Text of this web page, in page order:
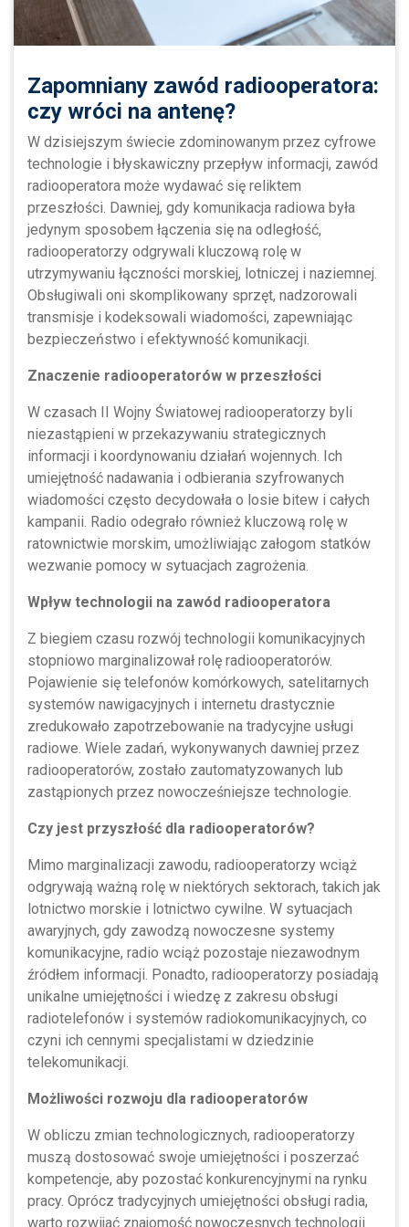
Zapomniany zawód radiooperatora:
czy wróci na antenę?
W dzisiejszym świecie zdominowanym przez cyfrowe
technologie i błyskawiczny przepływ informacji, zawód
radiooperatora może wydawać się reliktem
przeszłości. Dawniej, gdy komunikacja radiowa była
jedynym sposobem łączenia się na odległość,
radiooperatorzy odgrywali kluczową rolę w
utrzymywaniu łączności morskiej, lotniczej i naziemnej.
Obsługiwali oni skomplikowany sprzęt, nadzorowali
transmisje i kodeksowali wiadomości, zapewniając
bezpieczeństwo i efektywność komunikacji.
Znaczenie radiooperatorów w przeszłości
W czasach II Wojny Światowej radiooperatorzy byli
niezastąpieni w przekazywaniu strategicznych
informacji i koordynowaniu działań wojennych. Ich
umiejętność nadawania i odbierania szyfrowanych
wiadomości często decydowała o losie bitew i całych
kampanii. Radio odegrało również kluczową rolę w
ratownictwie morskim, umożliwiając załogom statków
wezwanie pomocy w sytuacjach zagrożenia.
Wpływ technologii na zawód radiooperatora
Z biegiem czasu rozwój technologii komunikacyjnych
stopniowo marginalizował rolę radiooperatorów.
Pojawienie się telefonów komórkowych, satelitarnych
systemów nawigacyjnych i internetu drastycznie
zredukowało zapotrzebowanie na tradycyjne usługi
radiowe. Wiele zadań, wykonywanych dawniej przez
radiooperatorów, zostało zautomatyzowanych lub
zastąpionych przez nowocześniejsze technologie.
Czy jest przyszłość dla radiooperatorów?
Mimo marginalizacji zawodu, radiooperatorzy wciąż
odgrywają ważną rolę w niektórych sektorach, takich jak
lotnictwo morskie i lotnictwo cywilne. W sytuacjach
awaryjnych, gdy zawodzą nowoczesne systemy
komunikacyjne, radio wciąż pozostaje niezawodnym
źródłem informacji. Ponadto, radiooperatorzy posiadają
unikalne umiejętności i wiedzę z zakresu obsługi
radiotelefonów i systemów radiokomunikacyjnych, co
czyni ich cennymi specjalistami w dziedzinie
telekomunikacji.
Możliwości rozwoju dla radiooperatorów
W obliczu zmian technologicznych, radiooperatorzy
muszą dostosować swoje umiejętności i poszerzać
kompetencje, aby pozostać konkurencyjnymi na rynku
pracy. Oprócz tradycyjnych umiejętności obsługi radia,
warto rozwijać znajomość nowoczesnych technologii